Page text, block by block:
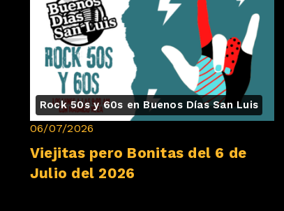
Rock 50s y 60s en Buenos Días San Luis
06/07/2026
Viejitas pero Bonitas del 6 de
Julio del 2026